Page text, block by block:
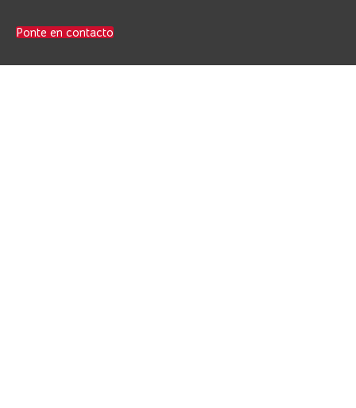
Ponte en contacto